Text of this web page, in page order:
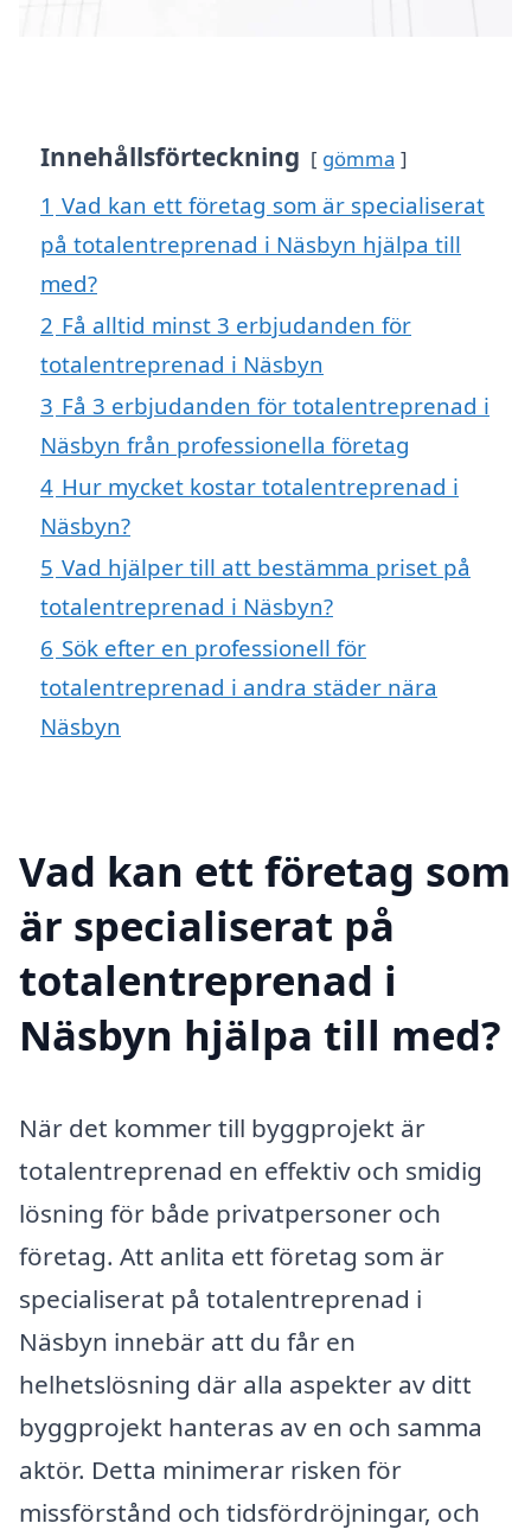
Innehållsförteckning gömma
1 Vad kan ett företag som är specialiserat
på totalentreprenad i Näsbyn hjälpa till
med?
2 Få alltid minst 3 erbjudanden för
totalentreprenad i Näsbyn
3 Få 3 erbjudanden för totalentreprenad i
Näsbyn från professionella företag
4 Hur mycket kostar totalentreprenad i
Näsbyn?
5 Vad hjälper till att bestämma priset på
totalentreprenad i Näsbyn?
6 Sök efter en professionell för
totalentreprenad i andra städer nära
Näsbyn
Vad kan ett företag som
är specialiserat på
totalentreprenad i
Näsbyn hjälpa till med?
När det kommer till byggprojekt är
totalentreprenad en effektiv och smidig
lösning för både privatpersoner och
företag. Att anlita ett företag som är
specialiserat på totalentreprenad i
Näsbyn innebär att du får en
helhetslösning där alla aspekter av ditt
byggprojekt hanteras av en och samma
aktör. Detta minimerar risken för
missförstånd och tidsfördröjningar, och